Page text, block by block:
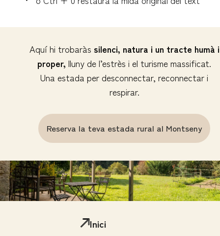
Aquí hi trobaràssilenci, natura i un tracte humà i
proper,lluny de l’estrès i el turisme massificat.
Una estada per desconnectar, reconnectar i
respirar.
Reserva la teva estada rural al Montseny
Inici